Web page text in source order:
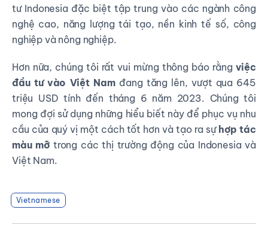
tư Indonesia đặc biệt tập trung vào các ngành công
nghệ cao, năng lượng tái tạo, nền kinh tế số, công
nghiệp và nông nghiệp.
Hơn nữa, chúng tôi rất vui mừng thông báo rằngviệc
đầu tư vào Việt Namđang tăng lên, vượt qua 645
triệu USD tính đến tháng 6 năm 2023. Chúng tôi
mong đợi sử dụng những hiểu biết này để phục vụ nhu
cầu của quý vị một cách tốt hơn và tạo ra sự hợp tác
màu mỡ trong các thị trường động của Indonesia và
Việt Nam.
Vietnamese